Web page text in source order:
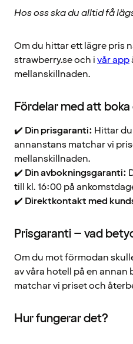
Hos oss ska du alltid få
Om du hittar ett lägre pris
strawberry.se och ivår app
mellanskillnaden.
Fördelar med att
✔️ Din prisgaranti: Hittar
annanstans matchar vi
mellanskillnaden.
✔️ Din avbokningsgaranti:
till kl. 16:00 på
✔️ Direktkontakt med
Prisgaranti – vad
Om du mot förmodan
av våra hotell på en annan
matchar vi priset och
Hur fungerar det?